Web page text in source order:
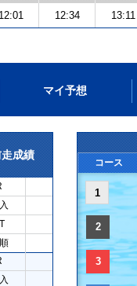
12:01 12:34 13:11
マイ予想
成績
コース
1
2
3